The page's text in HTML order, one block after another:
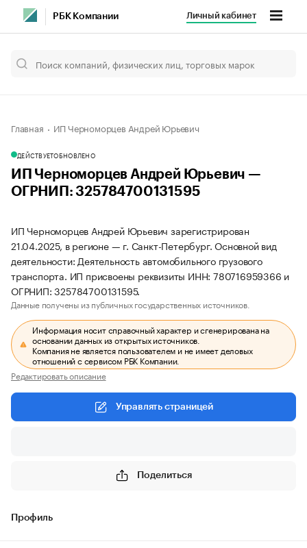
РБК Компании Личный кабинет
Главная ИП Черноморцев Андрей Юрьевич
ДЕЙСТВУЕТОБНОВЛЕНО
ИП Черноморцев Андрей Юрьевич —
ОГРНИП: 325784700131595
ИП Черноморцев Андрей Юрьевич зарегистрирован
21.04.2025, в регионе — г. Санкт-Петербург. Основной вид
деятельности: Деятельность автомобильного грузового
транспорта. ИП присвоены реквизиты ИНН: 780716959366 и
ОГРНИП: 325784700131595.
Данные получены из публичных государственных источников.
Информация носит справочный характер и сгенерирована на
основании данных из открытых источников.
Компания не является пользователем и не имеет деловых
отношений с сервисом РБК Компании.
Редактировать описание
Управлять страницей
Поделиться
Профиль